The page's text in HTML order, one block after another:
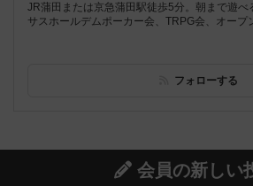
JR蒲田または京急蒲田駅徒歩5分。朝まで遊べ
サスホールデムポーカー会、TRPG会、オープ
フォローする
会員の新しい